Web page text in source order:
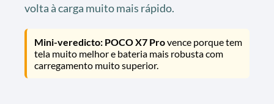
volta à carga muito mais rápido.
Mini-veredicto: POCO X7 Provence porque tem
tela muito melhor e bateria mais robusta com
carregamento muito superior.